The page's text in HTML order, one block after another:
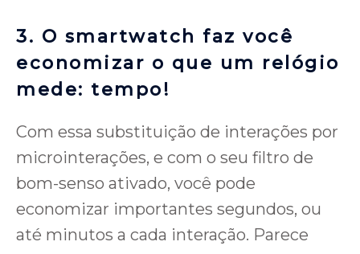
3. O smartwatch faz você
economizar o que um relógio
mede: tempo!
Com essa substituição de interações por
microinterações, e com o seu filtro de
bom-senso ativado, você pode
economizar importantes segundos, ou
até minutos a cada interação. Parece